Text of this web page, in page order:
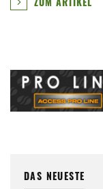
DAS NEUESTE